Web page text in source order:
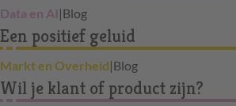
Data en AI |Blog
Een positief geluid
Markt en Overheid|Blog
Wil je klant of product zijn?